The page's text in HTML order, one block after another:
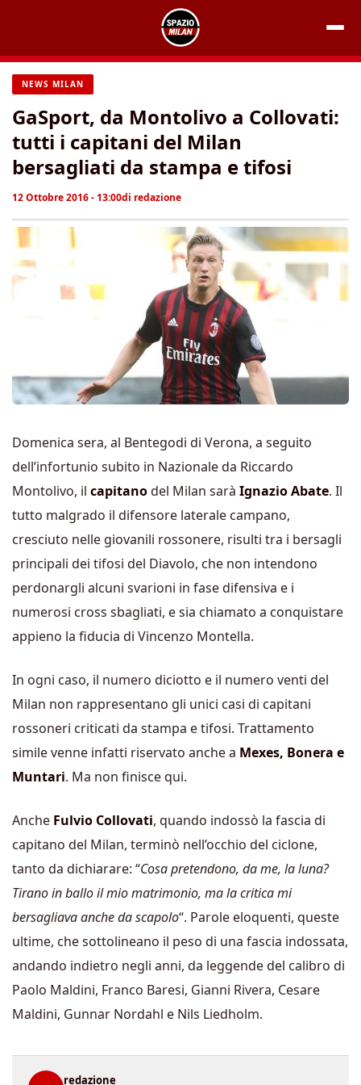
contenuto
NEWS MILAN
GaSport, da Montolivo a Collovati:
tutti i capitani del Milan
bersagliati da stampa e tifosi
12 Ottobre 2016 - 13:00di redazione
Domenica sera, al Bentegodi di Verona, a seguito
dell’infortunio subito in Nazionale da Riccardo
Montolivo, il capitanodel Milan sarà Ignazio Abate. Il
tutto malgrado il difensore laterale campano,
cresciuto nelle giovanili rossonere, risulti tra i bersagli
principali dei tifosi del Diavolo, che non intendono
perdonargli alcuni svarioni in fase difensiva e i
numerosi cross sbagliati, e sia chiamato a conquistare
appieno la fiducia di Vincenzo Montella.
In ogni caso, il numero diciotto e il numero venti del
Milan non rappresentano gli unici casi di capitani
rossoneri criticati da stampa e tifosi. Trattamento
simile venne infatti riservato anche a Mexes, Bonera e
Muntari. Ma non finisce qui.
Anche Fulvio Collovati, quando indossò la fascia di
capitano del Milan, terminò nell’occhio del ciclone,
tanto da dichiarare: “Cosa pretendono, da me, la luna?
Tirano in ballo il mio matrimonio, ma la critica mi
bersagliava anche da scapolo“. Parole eloquenti, queste
ultime, che sottolineano il peso di una fascia indossata,
andando indietro negli anni, da leggende del calibro di
Paolo Maldini, Franco Baresi, Gianni Rivera, Cesare
Maldini, Gunnar Nordahl e Nils Liedholm.
redazione